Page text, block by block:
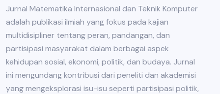
Jurnal Matematika Internasional dan Teknik Komputer
adalah publikasi ilmiah yang fokus pada kajian
multidisipliner tentang peran, pandangan, dan
partisipasi masyarakat dalam berbagai aspek
kehidupan sosial, ekonomi, politik, dan budaya. Jurnal
ini mengundang kontribusi dari peneliti dan akademisi
yang mengeksplorasi isu-isu seperti partisipasi politik,